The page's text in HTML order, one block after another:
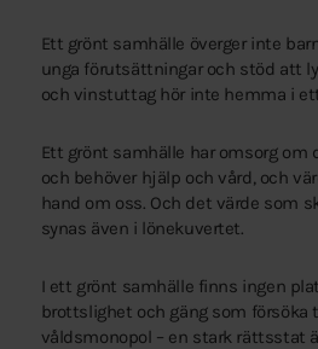
Ett grönt samhälle överger inte
unga förutsättningar och stöd att
och vinstuttag hör inte hemma i
Ett grönt samhälle har omsorg
och behöver hjälp och vård, och
hand om oss. Och det värde som
synas även i lönekuvertet.
I ett grönt samhälle finns ingen
brottslighet och gäng som försöka
våldsmonopol – en stark rättsstat